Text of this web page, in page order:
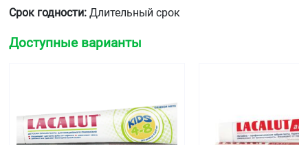
Срок годности: Длительный срок
Доступные варианты